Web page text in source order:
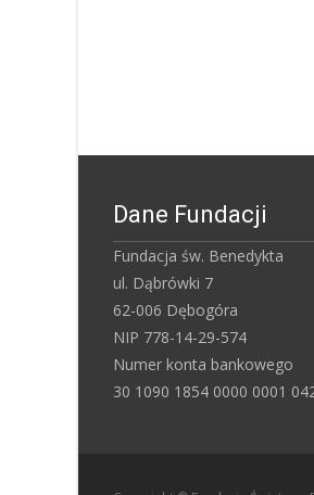
Dane Fundacji
Fundacja św. Benedykta
ul. Dąbrówki 7
62-006 Dębogóra
NIP 778-14-29-574
Numer konta bankowego
30 1090 1854 0000 0001